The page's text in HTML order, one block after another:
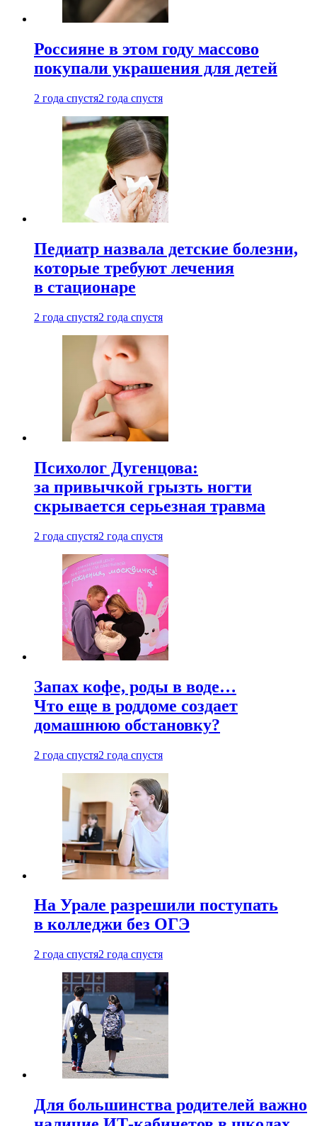
Россияне в этом году массово
покупали украшения для детей
2 года спустя2 года спустя
Педиатр назвала детские болезни,
которые требуют лечения
в стационаре
2 года спустя2 года спустя
Психолог Дугенцова:
за привычкой грызть ногти
скрывается серьезная травма
2 года спустя2 года спустя
Запах кофе, роды в воде…
Что еще в роддоме создает
домашнюю обстановку?
2 года спустя2 года спустя
На Урале разрешили поступать
в колледжи без ОГЭ
2 года спустя2 года спустя
Для большинства родителей важно